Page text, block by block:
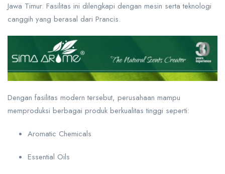
Jawa Timur. Fasilitas ini dilengkapi dengan mesin serta teknologi
canggih yang berasal dari Prancis.
Dengan fasilitas modern tersebut, perusahaan mampu
memproduksi berbagai produk berkualitas tinggi seperti:
Aromatic Chemicals
Essential Oils